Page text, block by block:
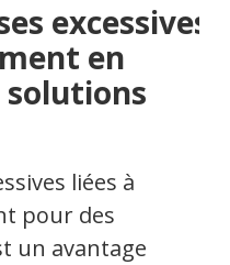
excessives
en
liées à
pour des
un avantage